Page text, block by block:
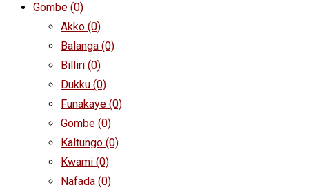
Gombe (0)
Akko (0)
Balanga (0)
Billiri (0)
Dukku (0)
Funakaye (0)
Gombe (0)
Kaltungo (0)
Kwami (0)
Nafada (0)